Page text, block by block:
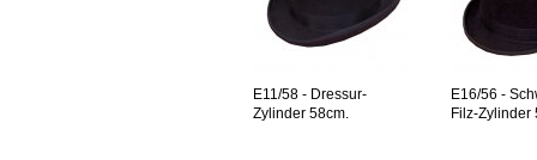
E11/58 - Dressur-
Zylinder 58cm.
E16/56 -
Filz-Zylinder